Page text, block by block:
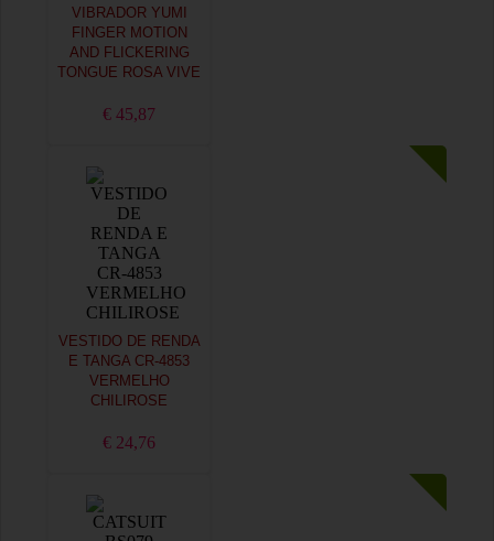
VIBRADOR YUMI
FINGER MOTION
AND FLICKERING
TONGUE ROSA VIVE
€ 45,87
VESTIDO DE RENDA
E TANGA CR-4853
VERMELHO
CHILIROSE
€ 24,76